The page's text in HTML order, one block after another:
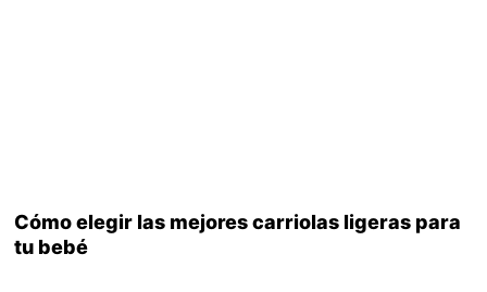
Cómo elegir las mejores carriolas ligeras para
tu bebé